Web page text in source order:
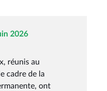
2026
réunis au
cadre de la
ont